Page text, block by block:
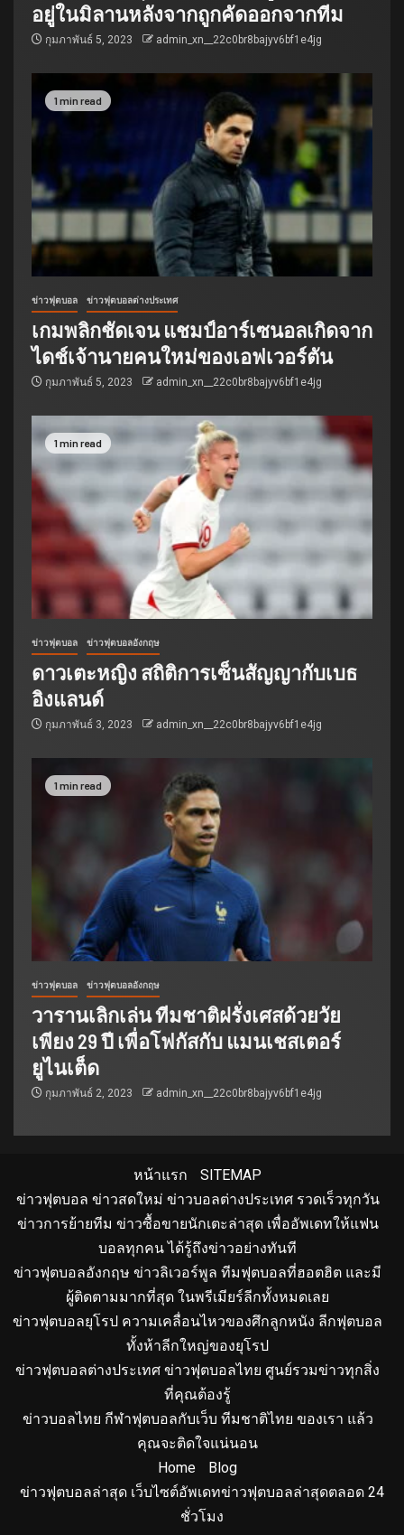
อยู่ในมิลานหลังจากถูกคัดออกจากทีม
กุมภาพันธ์ 5, 2023 admin_xn__22c0br8bajyv6bf1e4jg
1 min read
ข่าวฟุตบอล ข่าวฟุตบอลต่างประเทศ
เกมพลิกชัดเจน แชมป์อาร์เซนอลเกิดจาก
ไดช์เจ้านายคนใหม่ของเอฟเวอร์ตัน
กุมภาพันธ์ 5, 2023 admin_xn__22c0br8bajyv6bf1e4jg
1 min read
ข่าวฟุตบอล ข่าวฟุตบอลอังกฤษ
ดาวเตะหญิง สถิติการเซ็นสัญญากับเบธ
อิงแลนด์
กุมภาพันธ์ 3, 2023 admin_xn__22c0br8bajyv6bf1e4jg
1 min read
ข่าวฟุตบอล ข่าวฟุตบอลอังกฤษ
วารานเลิกเล่น ทีมชาติฝรั่งเศสด้วยวัย
เพียง 29 ปี เพื่อโฟกัสกับ แมนเชสเตอร์
ยูไนเต็ด
กุมภาพันธ์ 2, 2023 admin_xn__22c0br8bajyv6bf1e4jg
หน้าแรก
SITEMAP
ข่าวฟุตบอล ข่าวสดใหม่ ข่าวบอลต่างประเทศ รวดเร็วทุกวัน
ข่าวการย้ายทีม ข่าวซื้อขายนักเตะล่าสุด เพื่ออัพเดทให้แฟน
บอลทุกคน ได้รู้ถึงข่าวอย่างทันที
ข่าวฟุตบอลอังกฤษ ข่าวลิเวอร์พูล ทีมฟุตบอลที่ฮอตฮิต และมี
ผู้ติดตามมากที่สุด ในพรีเมียร์ลีกทั้งหมดเลย
ข่าวฟุตบอลยุโรป ความเคลื่อนไหวของศึกลูกหนัง ลีกฟุตบอล
ทั้งห้าลีกใหญ่ของยุโรป
ข่าวฟุตบอลต่างประเทศ ข่าวฟุตบอลไทย ศูนย์รวมข่าวทุกสิ่ง
ที่คุณต้องรู้
ข่าวบอลไทย กีฬาฟุตบอลกับเว็บ ทีมชาติไทย ของเรา แล้ว
คุณจะติดใจแน่นอน
Home
Blog
ข่าวฟุตบอลล่าสุด เว็บไซต์อัพเดทข่าวฟุตบอลล่าสุดตลอด 24
ชั่วโมง